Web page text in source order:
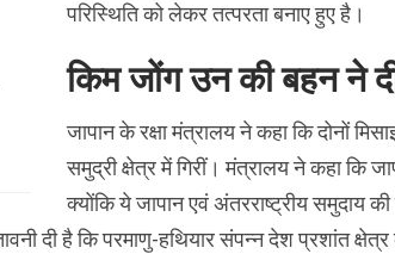
परिस्थिति को लेकर तत्परता बनाए हुए है।
किम जोंग उन की बहन ने
जापान के रक्षा मंत्रालय ने कहा कि दोनों
समुद्री क्षेत्र में गिरीं। मंत्रालय ने कहा कि
क्योंकि ये जापान एवं अंतरराष्ट्रीय समुदाय
दी है कि परमाणु-हथियार संपन्न देश प्रशांत